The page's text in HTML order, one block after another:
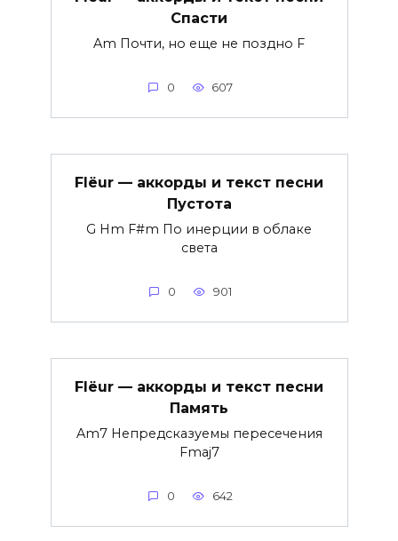
Спасти
Am Почти, но еще не поздно F
0 607
Flëur — аккорды и текст песни
Пустота
G Hm F#m По инерции в облаке
света
0 901
Flëur — аккорды и текст песни
Память
Am7 Непредсказуемы пересечения
Fmaj7
0 642